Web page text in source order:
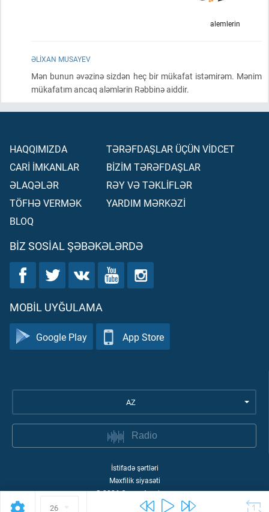
26
alemlerin
ƏLIXAN MUSAYEV
Mən bunun əvəzinə sizdən heç bir mükafat istəmirəm. Mənim
mükafatım ancaq aləmlərin Rəbbinə aiddir.
HAQQIMIZDA
CARİ İMKANLAR
ƏLAQƏLƏR
TÖFHƏ VERMƏK
BLOQ
TƏRƏFDAŞLAR ÜÇÜN VİDCET
BİZİM TƏRƏFDAŞLAR
RƏY VƏ TƏKLİFLƏR
YARDIM MƏRKƏZİ
BIZ SOSIAL ŞƏBƏKƏLƏRDƏ
MOBIL UYĞULAMA
Google Play App Store
AZ
Radio
İstifadə şərtləri
Məxfilik siyasəti
©2026Quran Academy